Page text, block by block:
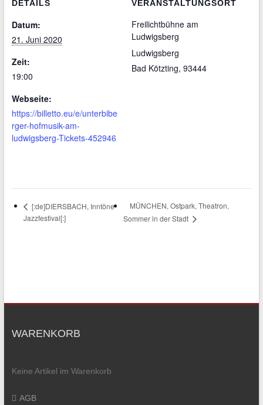
DETAILS
Datum:
21. Juni 2020
Zeit:
19:00
Webseite:
https://billetto.eu/e/unterbibe
rger-hofmusik-am-
ludwigsberg-Tickets-452946
VERANSTALTUNGSORT
Freilichtbühne am
Ludwigsberg
Ludwigsberg
Bad Kötzting, 93444
[:de]DIERSBACH, Inntöne
Jazzfestival[:]
MÜNCHEN, Ostpark, Theatron,
Sommer in der Stadt
WARENKORB
Keine Artikel im Warenkorb
AGB